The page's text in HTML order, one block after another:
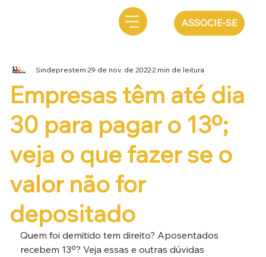
ASSOCIE-SE
Empresas têm até dia
30 para pagar o 13º;
veja o que fazer se o
valor não for
depositado
Sindeprestem29 de nov. de 20222 min de leitura
Quem foi demitido tem direito? Aposentados
recebem 13º? Veja essas e outras dúvidas